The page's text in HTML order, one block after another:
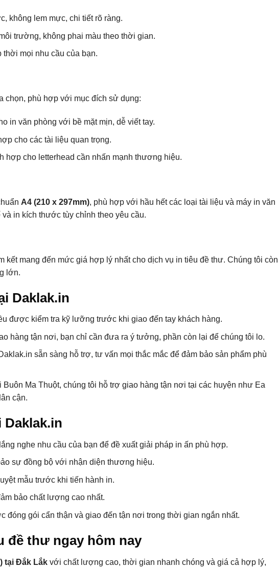
không lem mực, chi tiết rõ ràng.
trường, không phai màu theo thời gian.
thời mọi nhu cầu của bạn.
chọn, phù hợp với mục đích sử dụng:
in văn phòng với bề mặt mịn, dễ viết tay.
cho các tài liệu quan trọng.
hợp cho letterhead cần nhấn mạnh thương hiệu.
A4 (210 x 297mm), phù hợp với hầu hết các loại tài liệu và máy in văn
in kích thước tùy chỉnh theo yêu cầu.
kết mang đến mức giá hợp lý nhất cho dịch vụ in tiêu đề thư. Chúng tôi còn
lớn.
Daklak.in
được kiểm tra kỹ lưỡng trước khi giao đến tay khách hàng.
hàng tận nơi, bạn chỉ cần đưa ra ý tưởng, phần còn lại để chúng tôi lo.
sẵn sàng hỗ trợ, tư vấn mọi thắc mắc để đảm bảo sản phẩm phù
Buôn Ma Thuột, chúng tôi hỗ trợ giao hàng tận nơi tại các huyện như Ea
cận.
nghe nhu cầu của bạn để đề xuất giải pháp in ấn phù hợp.
sự đồng bộ với nhận diện thương hiệu.
mẫu trước khi tiến hành in.
bảo chất lượng cao nhất.
đóng gói cẩn thận và giao đến tận nơi trong thời gian ngắn nhất.
đề thư ngay hôm nay
tại Đắk Lắk với chất lượng cao, thời gian nhanh chóng và giá cả hợp lý,